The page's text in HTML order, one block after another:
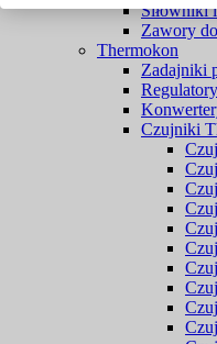
Siłowniki
Zawory
Thermokon
Zadajniki
Czujniki